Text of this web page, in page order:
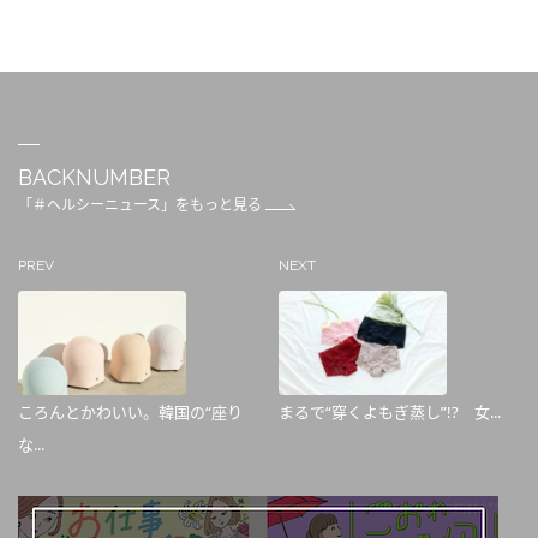
BACKNUMBER
「＃ヘルシーニュース」をもっと見る
PREV
ころんとかわいい。韓国の“座り
な...
NEXT
まるで“穿くよもぎ蒸し”!? 女...